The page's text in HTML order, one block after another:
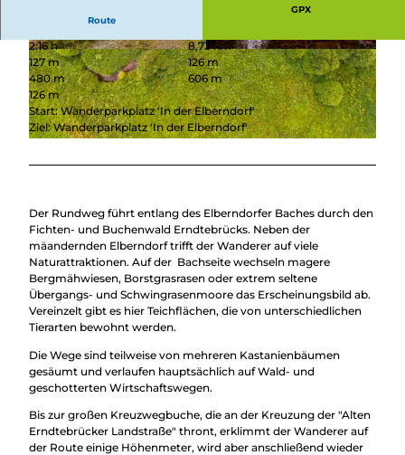
Trekkingplätze
bei uns
unterwegs
© Tanja Evers, Touristikverband Siegen-Wittgen
stein e.V. | CC-BY-SA
© Tourismus NRW e.V. |CC-BY-SA
Route
GPX
2:16 h
8,73 km
127 m
126 m
480 m
606 m
126 m
Start: Wanderparkplatz 'In der Elberndorf'
Ziel: Wanderparkplatz 'In der Elberndorf'
Der Rundweg führt entlang des Elberndorfer Baches durch den
Fichten- und Buchenwald Erndtebrücks. Neben der
mäandernden Elberndorf trifft der Wanderer auf viele
Naturattraktionen. Auf der Bachseite wechseln magere
Bergmähwiesen, Borstgrasrasen oder extrem seltene
Übergangs- und Schwingrasenmoore das Erscheinungsbild ab.
Vereinzelt gibt es hier Teichflächen, die von unterschiedlichen
Tierarten bewohnt werden.
Die Wege sind teilweise von mehreren Kastanienbäumen
gesäumt und verlaufen hauptsächlich auf Wald- und
geschotterten Wirtschaftswegen.
Bis zur großen Kreuzwegbuche, die an der Kreuzung der "Alten
Erndtebrücker Landstraße" thront, erklimmt der Wanderer auf
der Route einige Höhenmeter, wird aber anschließend wieder